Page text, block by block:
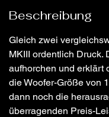
Beschreibung
Gleich zwei
MKIII ordentlich Druck.
aufhorchen und erklärt
die Woofer-Größe von
dann noch die
überragenden Preis-